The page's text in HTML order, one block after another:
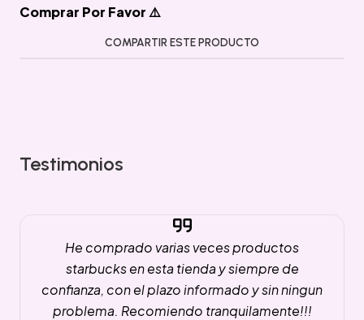
Comprar Por Favor ⚠️
COMPARTIR ESTE PRODUCTO
Testimonios
He comprado varias veces productos
starbucks en esta tienda y siempre de
confianza, con el plazo informado y sin ningun
problema. Recomiendo tranquilamente!!!